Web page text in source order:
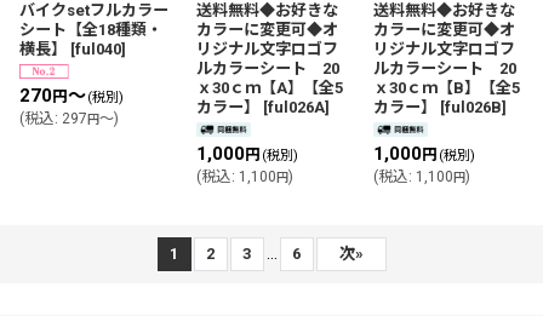
バイクsetフルカラー
シート【全18種類・
横長】
[ful040]
270円～(税別)
(税込: 297円～)
送料無料◆お好きな
カラーに変更可◆オ
リジナル文字ロゴフ
ルカラーシート 20
ｘ30ｃｍ【A】【全5
カラー】
[ful026A]
1,000円 (税別)
(税込: 1,100円)
送料無料◆お好きな
カラーに変更可◆オ
リジナル文字ロゴフ
ルカラーシート 20
ｘ30ｃｍ【B】【全5
カラー】
[ful026B]
1,000円 (税別)
(税込: 1,100円)
1 2 3 6 次»